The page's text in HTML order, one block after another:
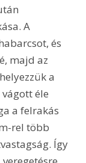
A
és
majd az
a
éle
a felrakás
rel több
Így